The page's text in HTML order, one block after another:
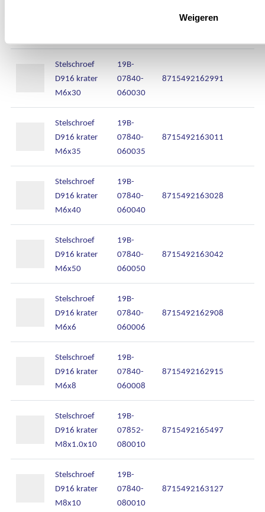
Weigeren
8715492162984
Stelschroef
D916 krater
M6x30
19B-
07840-
060030
8715492162991
Stelschroef
D916 krater
M6x35
19B-
07840-
060035
8715492163011
Stelschroef
D916 krater
M6x40
19B-
07840-
060040
8715492163028
Stelschroef
D916 krater
M6x50
19B-
07840-
060050
8715492163042
Stelschroef
D916 krater
M6x6
19B-
07840-
060006
8715492162908
Stelschroef
D916 krater
M6x8
19B-
07840-
060008
8715492162915
Stelschroef
D916 krater
M8x1.0x10
19B-
07852-
080010
8715492165497
Stelschroef
D916 krater
M8x10
19B-
07840-
080010
8715492163127